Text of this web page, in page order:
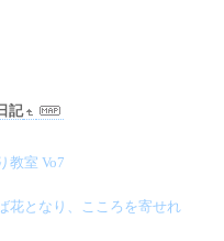
記
教室 Vo7
花となり、こころを寄せれ